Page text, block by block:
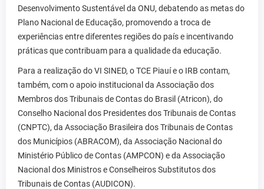
Desenvolvimento Sustentável da ONU, debatendo as metas do
Plano Nacional de Educação, promovendo a troca de
experiências entre diferentes regiões do país e incentivando
práticas que contribuam para a qualidade da educação.
Para a realização do VI SINED, o TCE Piauí e o IRB contam,
também, com o apoio institucional da Associação dos
Membros dos Tribunais de Contas do Brasil (Atricon), do
Conselho Nacional dos Presidentes dos Tribunais de Contas
(CNPTC), da Associação Brasileira dos Tribunais de Contas
dos Municípios (ABRACOM), da Associação Nacional do
Ministério Público de Contas (AMPCON) e da Associação
Nacional dos Ministros e Conselheiros Substitutos dos
Tribunais de Contas (AUDICON).